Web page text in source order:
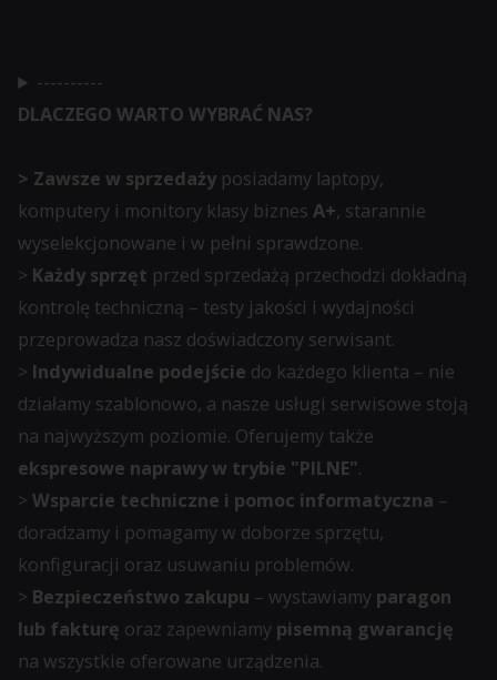
----------
DLACZEGO WARTO WYBRAĆ NAS?
> Zawsze w sprzedaży posiadamy laptopy,
komputery i monitory klasy biznesA+, starannie
wyselekcjonowane i w pełni sprawdzone.
> Każdy sprzęt przed sprzedażą przechodzi dokładną
kontrolę techniczną – testy jakości i wydajności
przeprowadza nasz doświadczony serwisant.
> Indywidualne podejście do każdego klienta – nie
działamy szablonowo, a nasze usługi serwisowe stoją
na najwyższym poziomie. Oferujemy także
ekspresowe naprawy w trybie "PILNE".
>Wsparcie techniczne i pomoc informatyczna –
doradzamy i pomagamy w doborze sprzętu,
konfiguracji oraz usuwaniu problemów.
> Bezpieczeństwo zakupu – wystawiamy paragon
lub fakturę oraz zapewniamy pisemną gwarancję
na wszystkie oferowane urządzenia.
dane
związane
reklamami
(np.
ciasteczka
do
targetowania
śledzenia)
mogą
przechowywane
przetwarzane
potrzeby
usług
reklamowych.
Zgoda
odnosi
się
do
zgody,